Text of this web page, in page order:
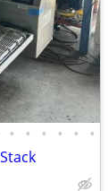
• • • • • •